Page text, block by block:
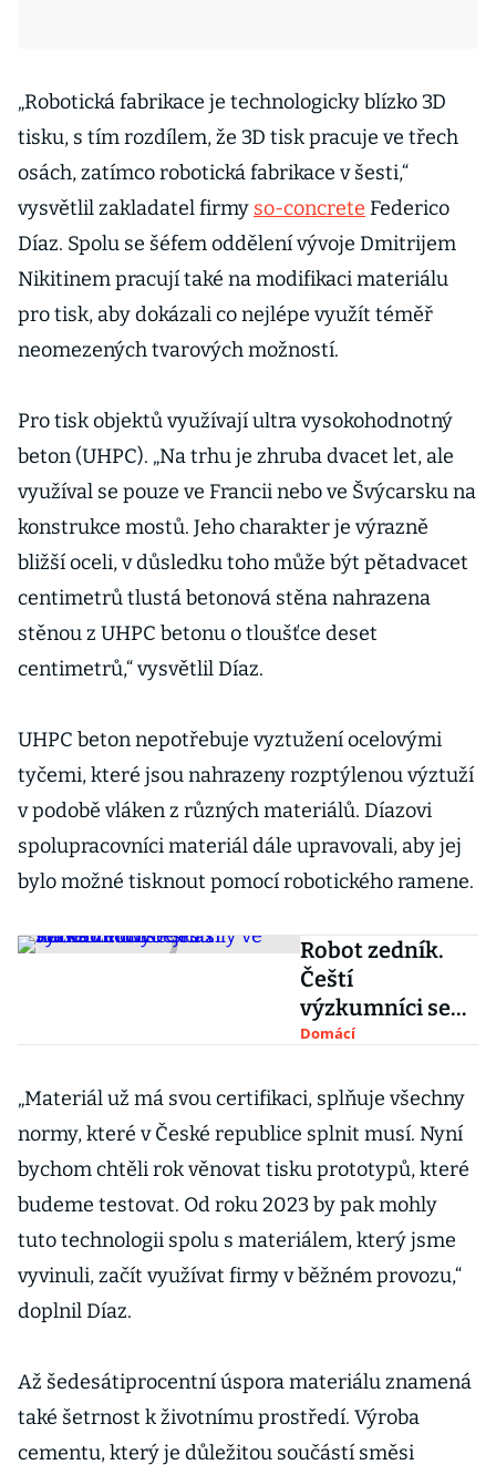
„Robotická fabrikace je technologicky blízko 3D
tisku, s tím rozdílem, že 3D tisk pracuje ve třech
osách, zatímco robotická fabrikace v šesti,“
vysvětlil zakladatel firmy so-concrete Federico
Díaz. Spolu se šéfem oddělení vývoje Dmitrijem
Nikitinem pracují také na modifikaci materiálu
pro tisk, aby dokázali co nejlépe využít téměř
neomezených tvarových možností.
Pro tisk objektů využívají ultra vysokohodnotný
beton (UHPC). „Na trhu je zhruba dvacet let, ale
využíval se pouze ve Francii nebo ve Švýcarsku na
konstrukce mostů. Jeho charakter je výrazně
bližší oceli, v důsledku toho může být pětadvacet
centimetrů tlustá betonová stěna nahrazena
stěnou z UHPC betonu o tloušťce deset
centimetrů,“ vysvětlil Díaz.
UHPC beton nepotřebuje vyztužení ocelovými
tyčemi, které jsou nahrazeny rozptýlenou výztuží
v podobě vláken z různých materiálů. Díazovi
spolupracovníci materiál dále upravovali, aby jej
bylo možné tisknout pomocí robotického ramene.
Robot zedník.
Čeští
výzkumníci se
snaží nahradit
stavebnictví
Domácí
„Materiál už má svou certifikaci, splňuje všechny
normy, které v České republice splnit musí. Nyní
bychom chtěli rok věnovat tisku prototypů, které
budeme testovat. Od roku 2023 by pak mohly
tuto technologii spolu s materiálem, který jsme
vyvinuli, začít využívat firmy v běžném provozu,“
doplnil Díaz.
Až šedesátiprocentní úspora materiálu znamená
také šetrnost k životnímu prostředí. Výroba
cementu, který je důležitou součástí směsi